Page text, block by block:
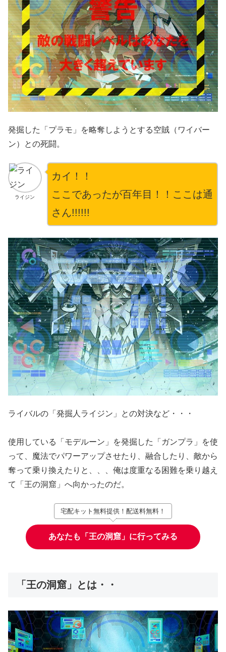
発掘した「プラモ」を略奪しようとする空賊（ワイバー
ン）との死闘。
ライジン
カイ！！
ここであったが百年目！！ここは通
さん!!!!!!
ライバルの「発掘人ライジン」との対決など・・・
使用している「モデルーン」を発掘した「ガンプラ」を使
って、魔法でパワーアップさせたり、融合したり、敵から
奪って乗り換えたりと、、、俺は度重なる困難を乗り越え
て「王の洞窟」へ向かったのだ。
宅配キット無料提供！配送料無料！
あなたも「王の洞窟」に行ってみる
「王の洞窟」とは・・